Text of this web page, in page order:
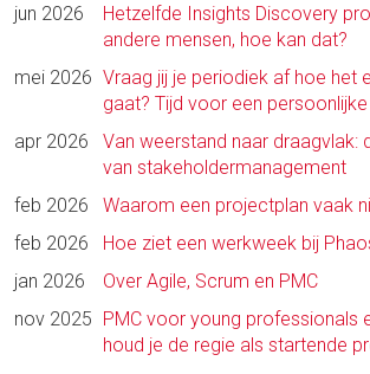
jun 2026
Hetzelfde Insights Discovery
andere mensen, hoe kan dat?
mei 2026 Vraag jij je periodiek af hoe het
gaat? Tijd voor een persoonlijke
apr 2026
Van weerstand naar draagvlak:
van stakeholdermanagement
feb 2026
Waarom een projectplan vaak
feb 2026
Hoe ziet een werkweek bij
jan 2026
Over Agile, Scrum en PMC
nov 2025 PMC voor young professionals
houd je de regie als startende